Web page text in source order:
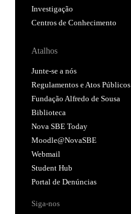
Investigação
Centros de Conhecimento
Atalhos
Junte-se a nós
Regulamentos e Atos Públicos
Fundação Alfredo de Sousa
Biblioteca
Nova SBE Today
Moodle@NovaSBE
Webmail
Student Hub
Portal de Denúncias
Siga-nos